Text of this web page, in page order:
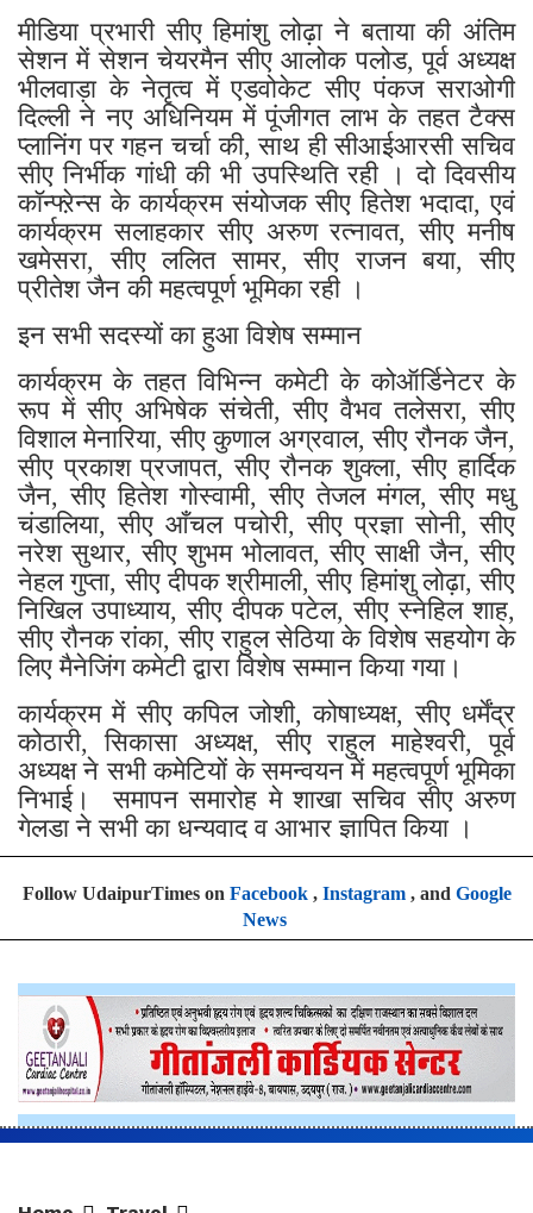
मीडिया प्रभारी सीए हिमांशु लोढ़ा ने बताया की अंतिम
सेशन में सेशन चेयरमैन सीए आलोक पलोड, पूर्व अध्यक्ष
भीलवाड़ा के नेतृत्व में एडवोकेट सीए पंकज सराओगी
दिल्ली ने नए अधिनियम में पूंजीगत लाभ के तहत टैक्स
प्लानिंग पर गहन चर्चा की, साथ ही सीआईआरसी सचिव
सीए निर्भीक गांधी की भी उपस्थिति रही । दो दिवसीय
कॉन्फ्ऱेन्स के कार्यक्रम संयोजक सीए हितेश भदादा, एवं
कार्यक्रम सलाहकार सीए अरुण रत्नावत, सीए मनीष
खमेसरा, सीए ललित सामर, सीए राजन बया, सीए
प्रीतेश जैन की महत्वपूर्ण भूमिका रही ।
इन सभी सदस्यों का हुआ विशेष सम्मान
कार्यक्रम के तहत विभिन्न कमेटी के कोऑर्डिनेटर के
रूप में सीए अभिषेक संचेती, सीए वैभव तलेसरा, सीए
विशाल मेनारिया, सीए कुणाल अग्रवाल, सीए रौनक जैन,
सीए प्रकाश प्रजापत, सीए रौनक शुक्ला, सीए हार्दिक
जैन, सीए हितेश गोस्वामी, सीए तेजल मंगल, सीए मधु
चंडालिया, सीए आँचल पचोरी, सीए प्रज्ञा सोनी, सीए
नरेश सुथार, सीए शुभम भोलावत, सीए साक्षी जैन, सीए
नेहल गुप्ता, सीए दीपक श्रीमाली, सीए हिमांशु लोढ़ा, सीए
निखिल उपाध्याय, सीए दीपक पटेल, सीए स्नेहिल शाह,
सीए रौनक रांका, सीए राहुल सेठिया के विशेष सहयोग के
लिए मैनेजिंग कमेटी द्वारा विशेष सम्मान किया गया।
कार्यक्रम में सीए कपिल जोशी, कोषाध्यक्ष, सीए धर्मेंद्र
कोठारी, सिकासा अध्यक्ष, सीए राहुल माहेश्वरी, पूर्व
अध्यक्ष ने सभी कमेटियों के समन्वयन में महत्वपूर्ण भूमिका
निभाई। समापन समारोह मे शाखा सचिव सीए अरुण
गेलडा ने सभी का धन्यवाद व आभार ज्ञापित किया ।
Follow UdaipurTimes on Facebook, Instagram, and Google
News